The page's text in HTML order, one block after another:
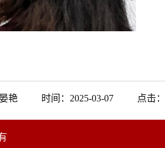
点击：
时间：2025-03-07
艳